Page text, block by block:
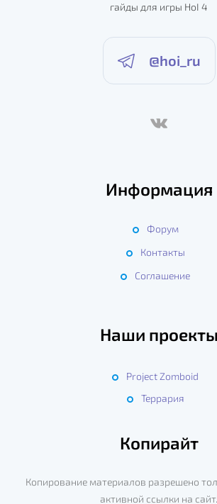
гайды для игры HoI 4
@hoi_ru
Информация
Форум
Контакты
Соглашение
Наши проекты
Project Zomboid
Террария
Копирайт
Копирование материалов разрешено
активной ссылки на сайт.